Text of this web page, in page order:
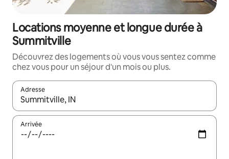
Locations moyenne et longue durée à
Summitville
Découvrez des logements où vous vous sentez comme
chez vous pour un séjour d'un mois ou plus.
Adresse
Lorsque les résultats s'affichent, utilisez les flèches vers le
Arrivée